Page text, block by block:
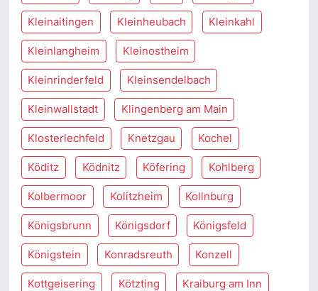
Kleinaitingen Kleinheubach Kleinkahl
Kleinlangheim Kleinostheim
Kleinrinderfeld Kleinsendelbach
Kleinwallstadt Klingenberg am Main
Klosterlechfeld Knetzgau Kochel
Köditz Ködnitz Köfering Kohlberg
Kolbermoor Kolitzheim Kollnburg
Königsbrunn Königsdorf Königsfeld
Königstein Konradsreuth Konzell
Kottgeisering Kötzting Kraiburg am Inn